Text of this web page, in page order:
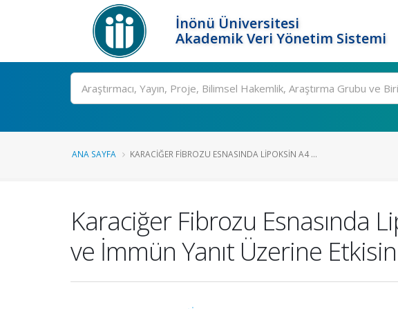
İnönü Üniversitesi
Akademik Veri Yönetim Sistemi
Ara
ANA SAYFA KARACIĞER FIBROZU ESNASINDA LIPOKSIN A4 ...
Karaciğer Fibrozu Esnasında
ve İmmün Yanıt Üzerine